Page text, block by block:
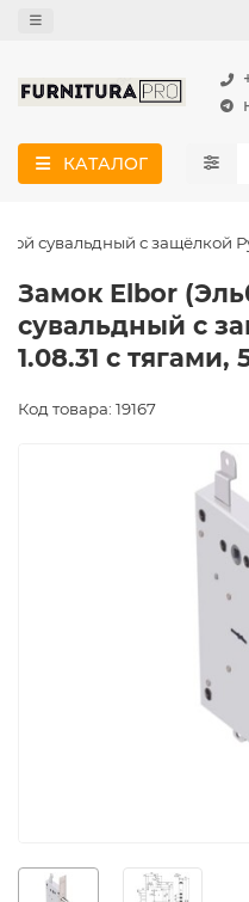
КАТАЛОГ
сувальдный с защёлкой
Замок Elbor
сувальдный с
1.08.31 с тягами,
Код товара: 19167